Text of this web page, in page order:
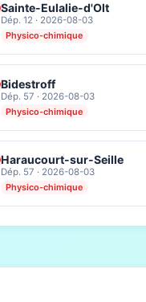
Sainte-Eulalie-d'Olt
Dép. 12 · 2026-08-03
Physico-chimique
Bidestroff
Dép. 57 · 2026-08-03
Physico-chimique
Haraucourt-sur-Seille
Dép. 57 · 2026-08-03
Physico-chimique